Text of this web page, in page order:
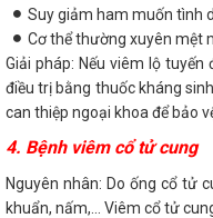
Suy giảm ham muốn tình
Cơ thể thường xuyên mệt
Giải pháp: Nếu viêm lộ
điều trị bằng thuốc kháng
can thiệp ngoại khoa để bảo
4. Bệnh viêm cổ tử cung
Nguyên nhân: Do ống cổ tử
khuẩn, nấm,... Viêm cổ tử